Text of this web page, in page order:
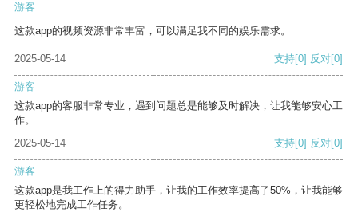
游客
这款app的视频资源非常丰富，可以满足我不同的娱乐需求。
2025-05-14 支持[0] 反对[0]
游客
这款app的客服非常专业，遇到问题总是能够及时解决，让我能够安心工
作。
2025-05-14
支持[0] 反对[0]
游客
这款app是我工作上的得力助手，让我的工作效率提高了50%，让我能够
更轻松地完成工作任务。